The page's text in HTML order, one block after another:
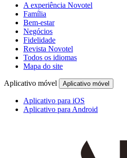
A experiência Novotel
Família
Bem-estar
Negócios
Fidelidade
Revista Novotel
Todos os idiomas
Mapa do site
Aplicativo móvel Aplicativo móvel
Aplicativo para iOS
Aplicativo para Android